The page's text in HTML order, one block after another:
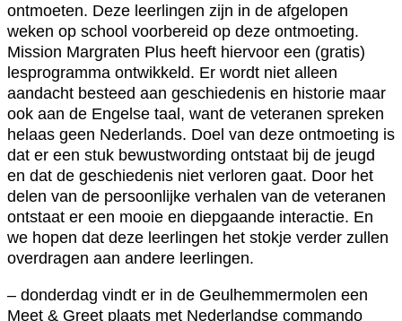
ontmoeten. Deze leerlingen zijn in de afgelopen
weken op school voorbereid op deze ontmoeting.
Mission Margraten Plus heeft hiervoor een (gratis)
lesprogramma ontwikkeld. Er wordt niet alleen
aandacht besteed aan geschiedenis en historie maar
ook aan de Engelse taal, want de veteranen spreken
helaas geen Nederlands. Doel van deze ontmoeting is
dat er een stuk bewustwording ontstaat bij de jeugd
en dat de geschiedenis niet verloren gaat. Door het
delen van de persoonlijke verhalen van de veteranen
ontstaat er een mooie en diepgaande interactie. En
we hopen dat deze leerlingen het stokje verder zullen
overdragen aan andere leerlingen.
– donderdag vindt er in de Geulhemmermolen een
Meet & Greet plaats met Nederlandse commando